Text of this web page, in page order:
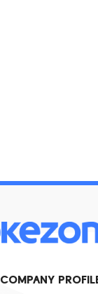
COMPANY